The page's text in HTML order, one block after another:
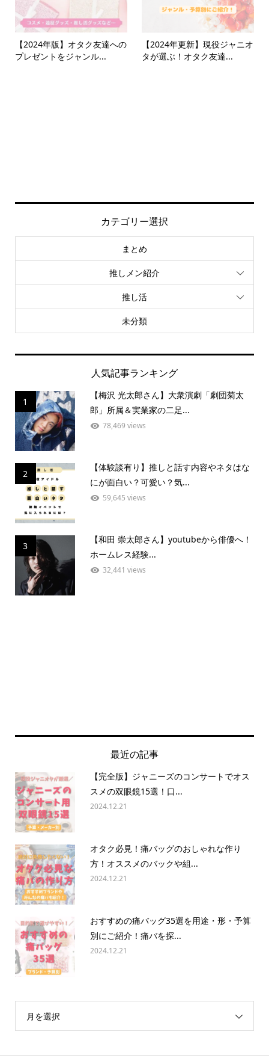
【2024年版】オタク友達への
プレゼントをジャンル...
【2024年更新】現役ジャニオ
タが選ぶ！オタク友達...
カテゴリー選択
まとめ
推しメン紹介
推し活
未分類
人気記事ランキング
1
【梅沢 光太郎さん】大衆演劇「劇団菊太
郎」所属＆実業家の二足...
78,469 views
2
【体験談有り】推しと話す内容やネタはな
にが面白い？可愛い？気...
59,645 views
3
【和田 崇太郎さん】youtubeから俳優へ！
ホームレス経験...
32,441 views
最近の記事
【完全版】ジャニーズのコンサートでオス
スメの双眼鏡15選！口...
2024.12.21
オタク必見！痛バッグのおしゃれな作り
方！オススメのバックや組...
2024.12.21
おすすめの痛バッグ35選を用途・形・予算
別にご紹介！痛バを探...
2024.12.21
月を選択